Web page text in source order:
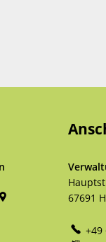
67691
+49